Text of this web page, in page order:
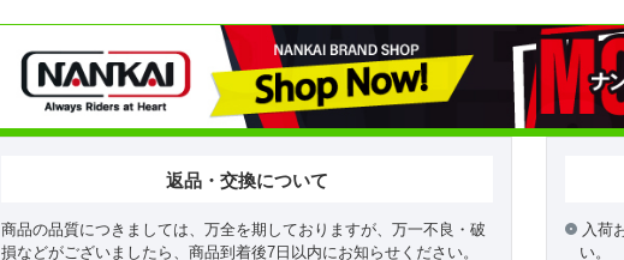
返品・交換について
商品の品質につきましては、万全を期しておりますが、万一不良・破
損などがございましたら、商品到着後7日以内にお知らせください。
入荷
い。